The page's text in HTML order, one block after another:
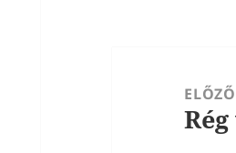
navigációELŐZŐ